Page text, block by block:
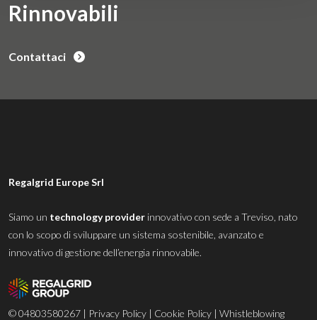
Rinnovabili
Contattaci
Regalgrid Europe Srl
Siamo un technology provider innovativo con sede a Treviso, nato
con lo scopo di sviluppare un sistema sostenibile, avanzato e
innovativo di gestione dell’energia rinnovabile.
© 04803580267 | Privacy Policy | Cookie Policy | Whistleblowing